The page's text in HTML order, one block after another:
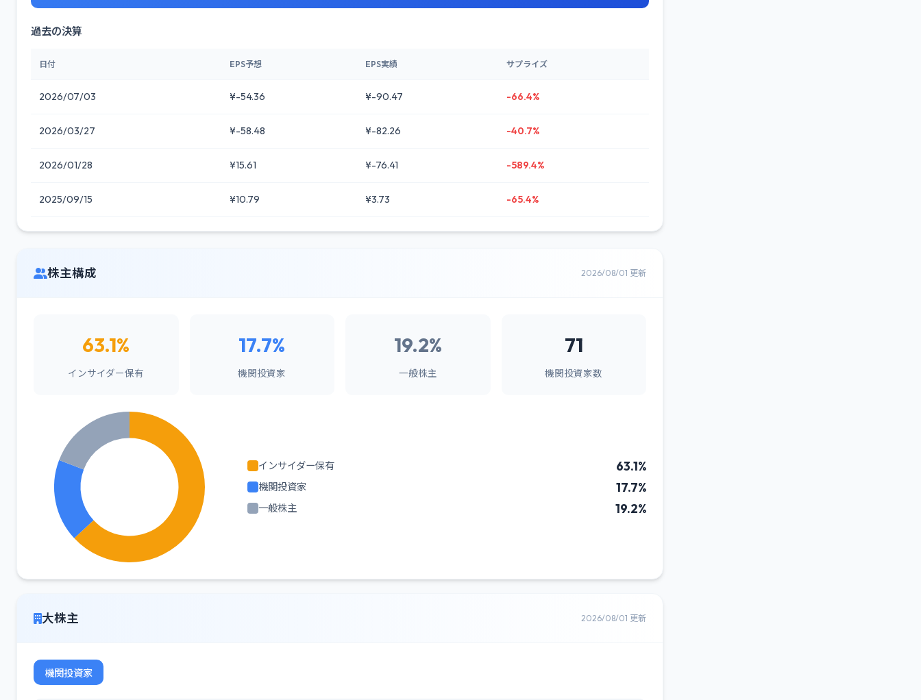
過去の決算
日付 EPS予想 EPS実績 サプライズ
2026/07/03 ¥-54.36 ¥-90.47 -66.4%
2026/03/27 ¥-58.48 ¥-82.26 -40.7%
2026/01/28 ¥15.61 ¥-76.41 -589.4%
2025/09/15 ¥10.79 ¥3.73 -65.4%
株主構成 2026/08/01 更新
63.1%
インサイダー保有
17.7%
機関投資家
19.2%
一般株主
71
機関投資家数
インサイダー保有 63.1%
機関投資家 17.7%
一般株主 19.2%
大株主 2026/08/01 更新
機関投資家